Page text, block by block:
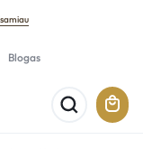
Blogas